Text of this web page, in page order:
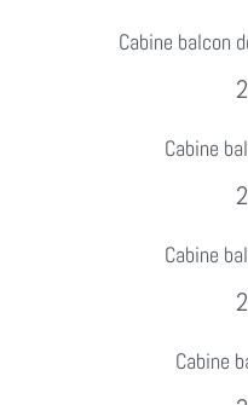
Cabine balcon
Cabine
Cabine
Cabine